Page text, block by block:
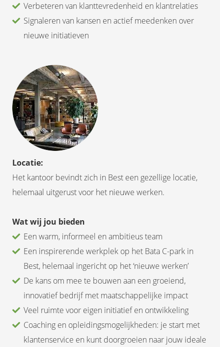
Verbeteren van klanttevredenheid en klantrelaties
Signaleren van kansen en actief meedenken over
nieuwe initiatieven
Locatie:
Het kantoor bevindt zich in Best een gezellige locatie,
helemaal uitgerust voor het nieuwe werken.
Wat wij jou bieden
Een warm, informeel en ambitieus team
Een inspirerende werkplek op het Bata C-park in
Best, helemaal ingericht op het ‘nieuwe werken’
De kans om mee te bouwen aan een groeiend,
innovatief bedrijf met maatschappelijke impact
Veel ruimte voor eigen initiatief en ontwikkeling
Coaching en opleidingsmogelijkheden: je start met
klantenservice en kunt doorgroeien naar jouw ideale